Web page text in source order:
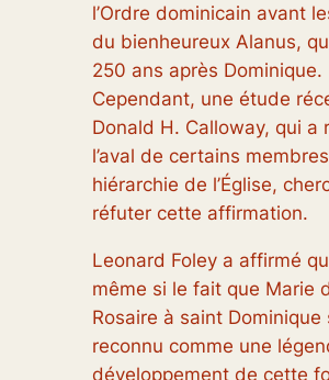
l’Ordre dominicain avant
du bienheureux Alanus,
250 ans après Dominique.
Cependant, une étude
Donald H. Calloway, qui a
l’aval de certains
hiérarchie de l’Église,
réfuter cette affirmation.
Leonard Foley a affirmé
même si le fait que Marie
Rosaire à saint Dominique
reconnu comme une
développement de cette